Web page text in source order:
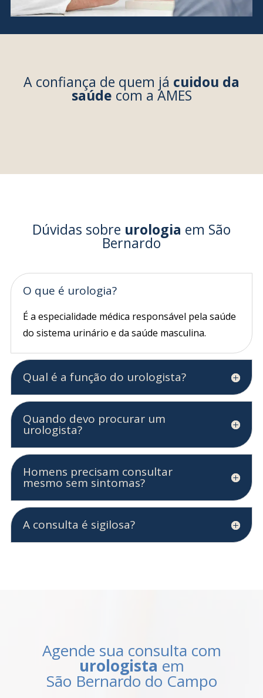
A confiança de quem já cuidou da
saúde com a AMES
Dúvidas sobre urologia em São
Bernardo
O que é urologia?
É a especialidade médica responsável pela saúde
do sistema urinário e da saúde masculina.
Qual é a função do urologista?
Quando devo procurar um
urologista?
Homens precisam consultar
mesmo sem sintomas?
A consulta é sigilosa?
Agende sua consulta com
urologista em
São Bernardo do Campo